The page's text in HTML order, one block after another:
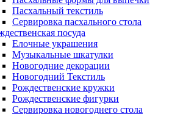
Пасхальный текстиль
Сервировка пасхального стола
посуда
Елочные украшения
Музыкальные шкатулки
Новогодние декорации
Новогодний Текстиль
Рождественские кружки
Рождественские фигурки
Сервировка новогоднего стола